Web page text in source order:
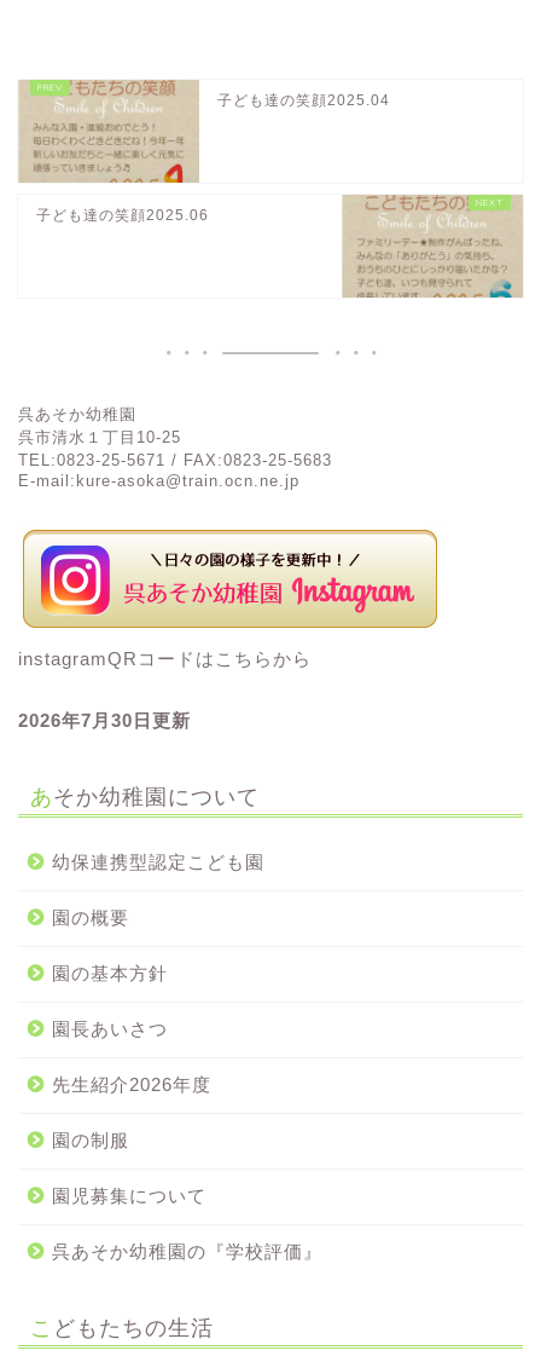
子ども達の笑顔2025.04
子ども達の笑顔2025.06
呉あそか幼稚園
呉市清水１丁目 10-25
TEL:0823-25-5671 / FAX:0823-25-5683
E-mail:kure-asoka@train.ocn.ne.jp
instagramQRコードはこちらから
2026年7 月30 日更新
あそか幼稚園について
幼保連携型認定こども園
園の概要
園の基本方針
園長あいさつ
先生紹介2026年度
園の制服
園児募集について
呉あそか幼稚園の『学校評価』
こどもたちの生活